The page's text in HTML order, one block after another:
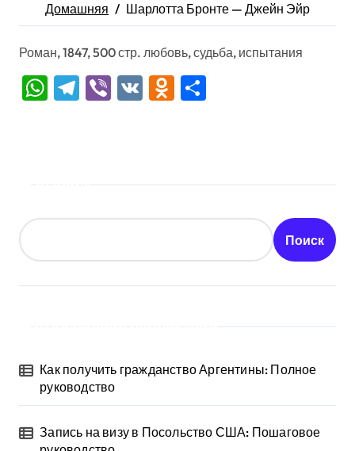
Домашняя Шарлотта Бронте — Джейн Эйр
Роман, 1847, 500 стр. любовь, судьба, испытания
WhatsApp
Telegram
Viber
VK Odnoklassniki
Поиск
Как получить гражданство Аргентины: Полное
руководство
Запись на визу в Посольство США: Пошаговое